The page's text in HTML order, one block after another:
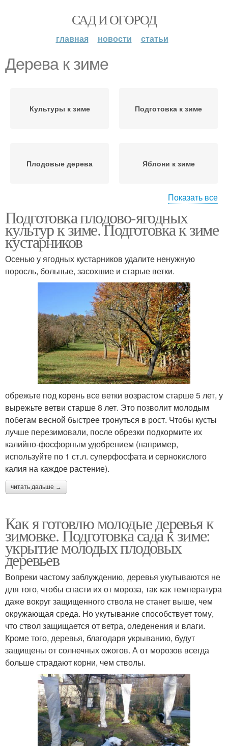
САД И ОГОРОД
главная новости статьи
Дерева к зиме
Культуры к зиме Подготовка к зиме
Плодовые дерева Яблони к зиме
Растения к зиме Сад к зиме
Растения в зиму Груши к зиме
Дерева от старой коры Дерева к зимовке
Дерева от зайцев Растения под зиму
Огород к зиме
Дерева по лунному
календарю
Уход за плодовыми
Декоративные дерева Уход за деревьями
Кустарники к зиме
Показать все
Подготовка плодово-ягодных
культур к зиме. Подготовка к зиме
кустарников
Осенью у ягодных кустарников удалите ненужную
поросль, больные, засохшие и старые ветки.
обрежьте под корень все ветки возрастом старше 5 лет, у
вырежьте ветви старше 8 лет. Это позволит молодым
побегам весной быстрее тронуться в рост. Чтобы кусты
лучше перезимовали, после обрезки подкормите их
калийно-фосфорным удобрением (например,
используйте по 1 ст.л. суперфосфата и сернокислого
калия на каждое растение).
читать дальше →
Как я готовлю молодые деревья к
зимовке. Подготовка сада к зиме:
укрытие молодых плодовых
деревьев
Вопреки частому заблуждению, деревья укутываются не
для того, чтобы спасти их от мороза, так как температура
даже вокруг защищенного ствола не станет выше, чем
окружающая среда. Но укутывание способствует тому,
что ствол защищается от ветра, оледенения и влаги.
Кроме того, деревья, благодаря укрыванию, будут
защищены от солнечных ожогов. А от морозов всегда
больше страдают корни, чем стволы.